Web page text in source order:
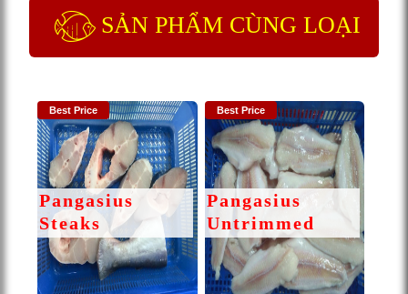
SẢN PHẨM CÙNG LOẠI
Best Price
Pangasius
Steaks
Best Price
Pangasius
Untrimmed